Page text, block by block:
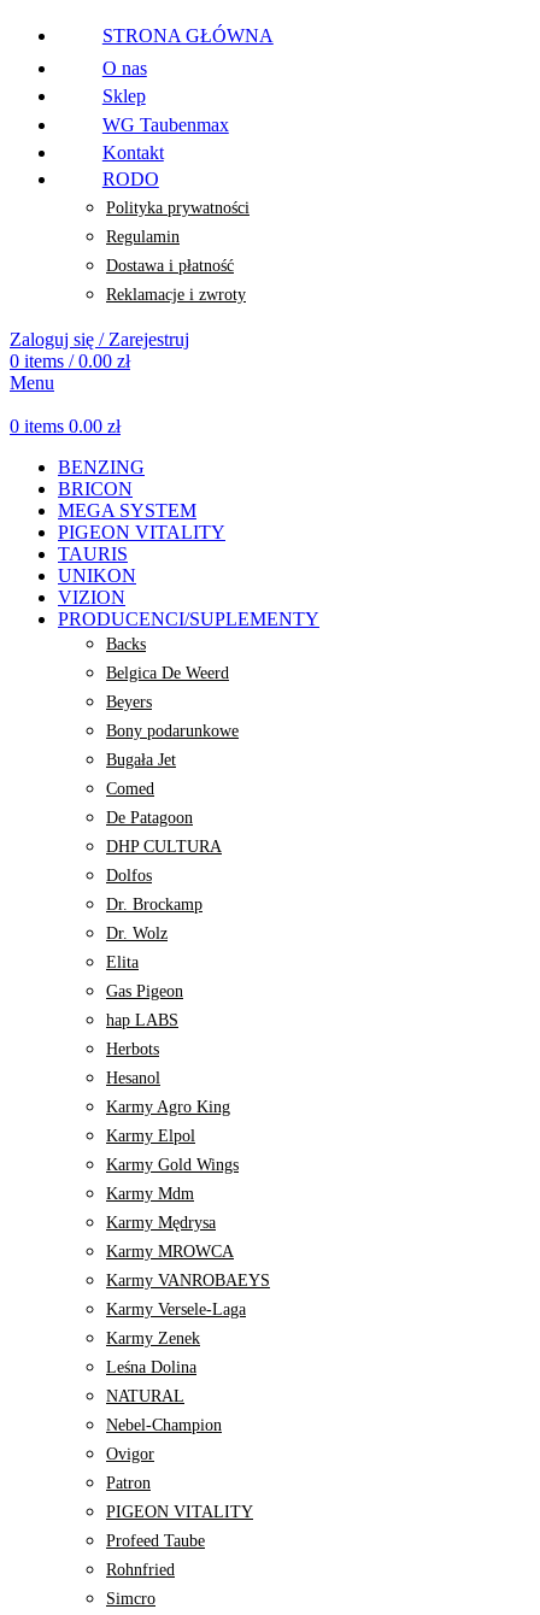
STRONA GŁÓWNA
O nas
Sklep
WG Taubenmax
Kontakt
RODO
Polityka prywatności
Regulamin
Dostawa i płatność
Reklamacje i zwroty
Zaloguj się / Zarejestruj
0 items / 0.00 zł
Menu
0 items 0.00 zł
BENZING
BRICON
MEGA SYSTEM
PIGEON VITALITY
TAURIS
UNIKON
VIZION
PRODUCENCI/SUPLEMENTY
Backs
Belgica De Weerd
Beyers
Bony podarunkowe
Bugała Jet
Comed
De Patagoon
DHP CULTURA
Dolfos
Dr. Brockamp
Dr. Wolz
Elita
Gas Pigeon
hap LABS
Herbots
Hesanol
Karmy Agro King
Karmy Elpol
Karmy Gold Wings
Karmy Mdm
Karmy Mędrysa
Karmy MROWCA
Karmy VANROBAEYS
Karmy Versele-Laga
Karmy Zenek
Leśna Dolina
NATURAL
Nebel-Champion
Ovigor
Patron
PIGEON VITALITY
Profeed Taube
Rohnfried
Simcro